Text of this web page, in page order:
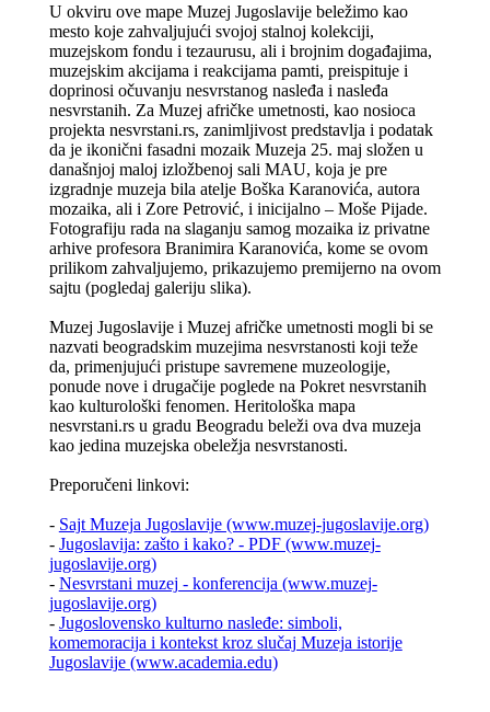
U okviru ove mape Muzej Jugoslavije beležimo kao
mesto koje zahvaljujući svojoj stalnoj kolekciji,
muzejskom fondu i tezaurusu, ali i brojnim događajima,
muzejskim akcijama i reakcijama pamti, preispituje i
doprinosi očuvanju nesvrstanog nasleđa i nasleđa
nesvrstanih. Za Muzej afričke umetnosti, kao nosioca
projekta nesvrstani.rs, zanimljivost predstavlja i podatak
da je ikonični fasadni mozaik Muzeja 25. maj složen u
današnjoj maloj izložbenoj sali MAU, koja je pre
izgradnje muzeja bila atelje Boška Karanovića, autora
mozaika, ali i Zore Petrović, i inicijalno – Moše Pijade.
Fotografiju rada na slaganju samog mozaika iz privatne
arhive profesora Branimira Karanovića, kome se ovom
prilikom zahvaljujemo, prikazujemo premijerno na ovom
sajtu (pogledaj galeriju slika).
Muzej Jugoslavije i Muzej afričke umetnosti mogli bi se
nazvati beogradskim muzejima nesvrstanosti koji teže
da, primenjujući pristupe savremene muzeologije,
ponude nove i drugačije poglede na Pokret nesvrstanih
kao kulturološki fenomen. Heritološka mapa
nesvrstani.rs u gradu Beogradu beleži ova dva muzeja
kao jedina muzejska obeležja nesvrstanosti.
Preporučeni linkovi:
- Sajt Muzeja Jugoslavije (www.muzej-jugoslavije.org)
- Jugoslavija: zašto i kako? - PDF (www.muzej-
jugoslavije.org)
- Nesvrstani muzej - konferencija (www.muzej-
jugoslavije.org)
- Jugoslovensko kulturno nasleđe: simboli,
komemoracija i kontekst kroz slučaj Muzeja istorije
Jugoslavije (www.academia.edu)